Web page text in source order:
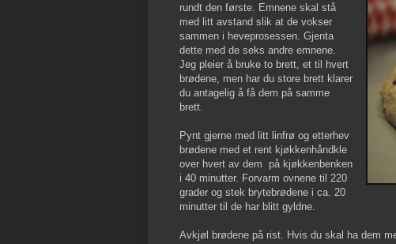
rundt den første. Emnene skal stå
med litt avstand slik at de vokser
sammen i heveprosessen. Gjenta
dette med de seks andre emnene.
Jeg pleier å bruke to brett, et til hvert
brødene, men har du store brett klarer
du antagelig å få dem på samme
brett.
Pynt gjerne med litt linfrø og etterhev
brødene med et rent kjøkkenhåndkle
over hvert av dem på kjøkkenbenken
i 40 minutter. Forvarm ovnene til 220
grader og stek brytebrødene i ca. 20
minutter til de har blitt gyldne.
Avkjøl brødene på rist. Hvis du skal ha dem